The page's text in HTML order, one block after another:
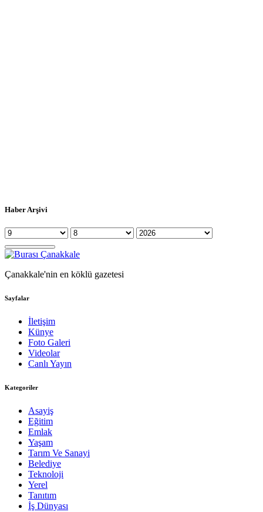
Haber Arşivi
Çanakkale'nin en köklü gazetesi
Sayfalar
İletişim
Künye
Foto Galeri
Videolar
Canlı Yayın
Kategoriler
Asayiş
Eğitim
Emlak
Yaşam
Tarım Ve Sanayi
Belediye
Teknoloji
Yerel
Tanıtım
İş Dünyası